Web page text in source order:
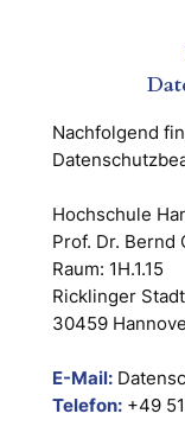
Nachfolgend
Hochschule
Prof. Dr. Bernd
Raum: 1H.1.15
Ricklinger
30459
E-Mail:
Telefon:+49